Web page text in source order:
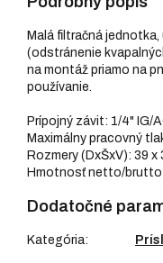
Malá filtračná
(odstránenie
na montáž priamo na
používanie.
Prípojný závit: 1/4" IG/
Maximálny pracovný
Rozmery (DxŠxV): 39 x
Hmotnosť netto/
Dodatočné
Kategória: